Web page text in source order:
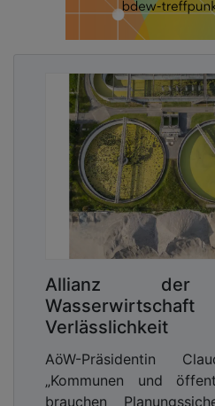
Allianz der
Verlässlichkeit
AöW-Präsidentin
„Kommunen und
brauchen